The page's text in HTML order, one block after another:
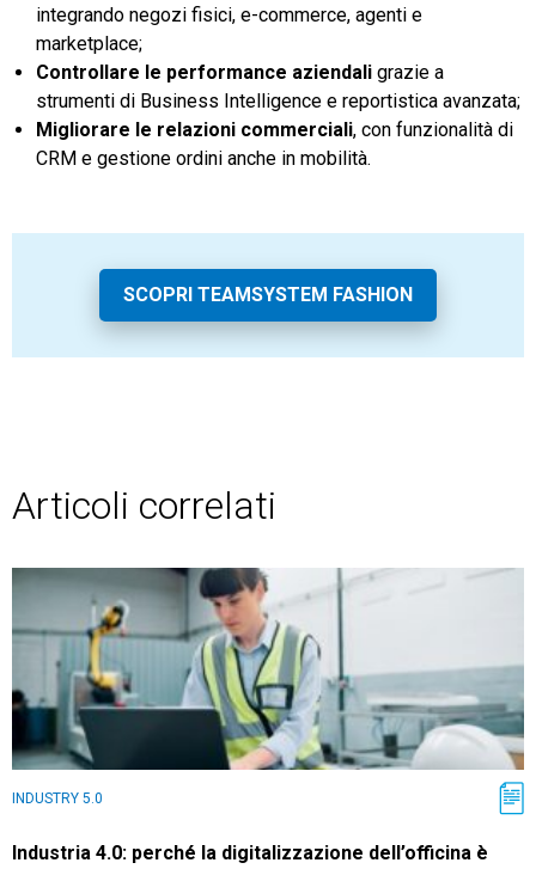
integrando negozi fisici, e-commerce, agenti e
marketplace;
Controllare le performance aziendali grazie a
strumenti di Business Intelligence e reportistica avanzata;
Migliorare le relazioni commerciali, con funzionalità di
CRM e gestione ordini anche in mobilità.
SCOPRI TEAMSYSTEM FASHION
Articoli correlati
INDUSTRY 5.0
Industria 4.0: perché la digitalizzazione dell’officina è